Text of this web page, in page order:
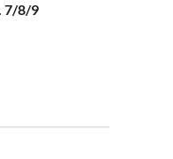
7/8/9